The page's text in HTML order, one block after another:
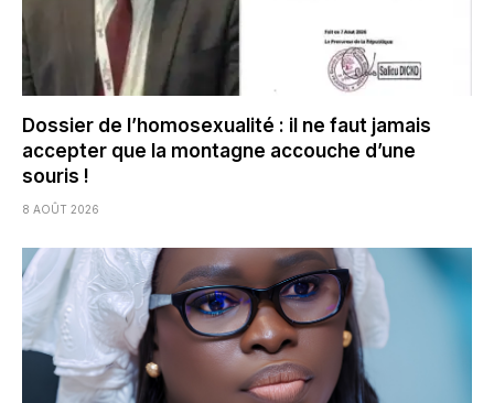
Dossier de l’homosexualité : il ne faut jamais
accepter que la montagne accouche d’une
souris !
8 AOÛT 2026